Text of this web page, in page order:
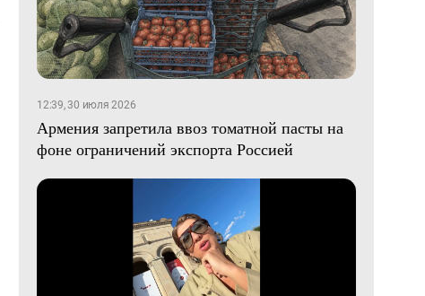
12:39, 30 июля 2026
Армения запретила ввоз томатной пасты на
фоне ограничений экспорта Россией